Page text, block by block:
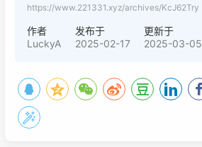
https://www.221331.xyz/archives/KcJ62Try
作者
LuckyA
发布于
2025-02-17
更新于
2025-03-05